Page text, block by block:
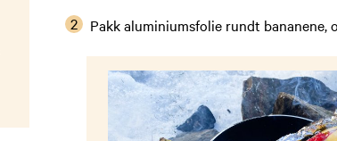
Pakk aluminiumsfolie rundt bananene,